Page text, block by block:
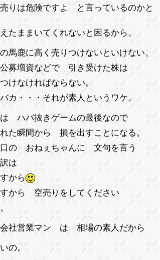
は危険ですよ と言っているのかと
たままいてくれないと困るから。
馬鹿に高く売りつけないといけない
募増資などで 引き受けた株は
けなければならない。
カ・・・それが素人というワケ。
ハバ抜きゲームの最後なので
た瞬間から 損を出すことになる。
の おねぇちゃんに 文句を言う
訳は
から
から 空売りをしてください
社営業マン は 相場の素人だから
の。